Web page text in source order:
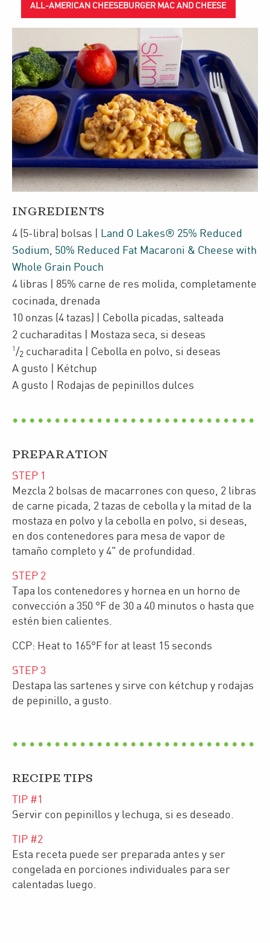
ALL-AMERICAN CHEESEBURGER MAC AND CHEESE
INGREDIENTS
4 (5-libra) bolsas
Land O Lakes® 25% Reduced
Sodium, 50% Reduced Fat Macaroni & Cheese with
Whole Grain Pouch
4 libras | 85% carne de res molida, completamente
cocinada, drenada
10 onzas (4 tazas) | Cebolla picadas, salteada
2 cucharaditas | Mostaza seca, si deseas
1 /2 cucharadita | Cebolla en polvo, si deseas
A gusto
| Kétchup
A gusto
| Rodajas de pepinillos dulces
PREPARATION
STEP 1
Mezcla 2 bolsas de macarrones con queso, 2 libras
de carne picada, 2 tazas de cebolla y la mitad de la
mostaza en polvo y la cebolla en polvo, si deseas,
en dos contenedores para mesa de vapor de
tamaño completo y 4" de profundidad.
STEP 2
Tapa los contenedores y hornea en un horno de
convección a 350 °F de 30 a 40 minutos o hasta que
estén bien calientes.
CCP: Heat to 165°F for at least 15 seconds
STEP 3
Destapa las sartenes y sirve con kétchup y rodajas
de pepinillo, a gusto.
RECIPE TIPS
TIP #1
Servir con pepinillos y lechuga, si es deseado.
TIP #2
Esta receta puede ser preparada antes y ser
congelada en porciones individuales para ser
calentadas luego.